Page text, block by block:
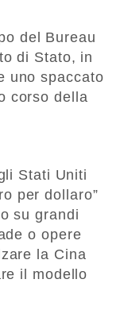
del Bureau
di Stato, in
uno spaccato
corso della
Stati Uniti
per dollaro”
su grandi
o opere
la Cina
il modello